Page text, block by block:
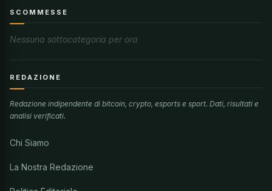
SCOMMESSE
Nessuna sottocategoria per ora
REDAZIONE
Redazione indipendente di bitcoin, crypto, esports e sport. Dati, risultati e
analisi verificati.
Chi Siamo
La Nostra Redazione